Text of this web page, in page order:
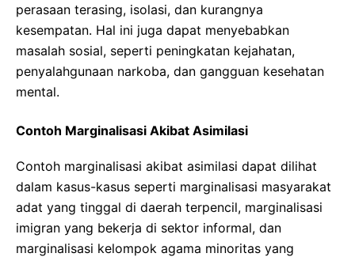
perasaan terasing, isolasi, dan kurangnya
kesempatan. Hal ini juga dapat menyebabkan
masalah sosial, seperti peningkatan kejahatan,
penyalahgunaan narkoba, dan gangguan kesehatan
mental.
Contoh Marginalisasi Akibat Asimilasi
Contoh marginalisasi akibat asimilasi dapat dilihat
dalam kasus-kasus seperti marginalisasi masyarakat
adat yang tinggal di daerah terpencil, marginalisasi
imigran yang bekerja di sektor informal, dan
marginalisasi kelompok agama minoritas yang